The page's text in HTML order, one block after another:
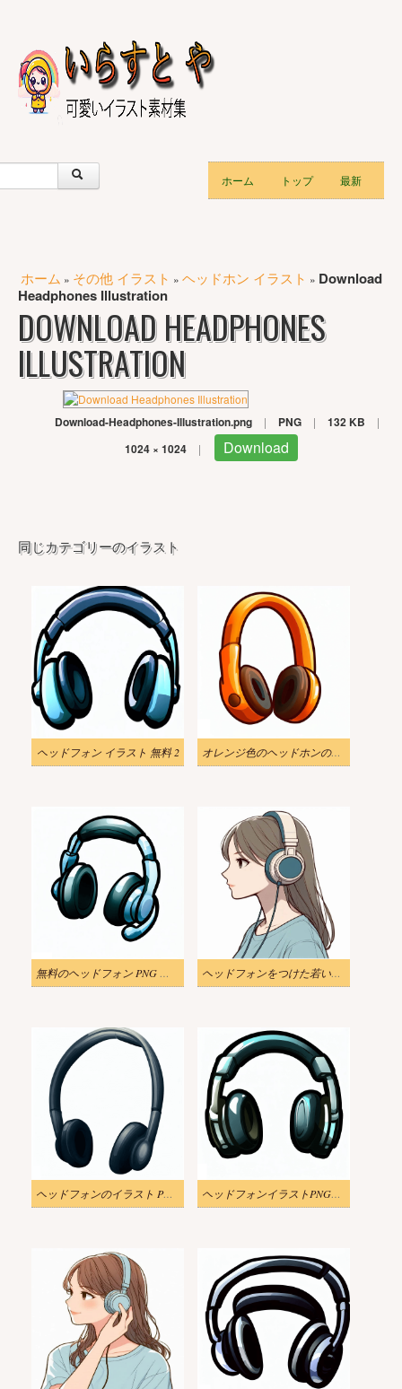
ホーム トップ 最新
ホーム » その他 イラスト » ヘッドホン イラスト » Download
Headphones Illustration
DOWNLOAD HEADPHONES
ILLUSTRATION
Download-Headphones-Illustration.png | PNG | 132 KB |
1024 × 1024 | Download
同じカテゴリーのイラスト
ヘッドフォン イラスト 無料 2 オレンジ色のヘッドホンのイラスト
無料のヘッドフォン PNG 画像イラスト ヘッドフォンをつけた若い女性のイラスト無料ダウンロード
ヘッドフォンのイラスト PNG 写真 ヘッドフォンイラストPNG無料